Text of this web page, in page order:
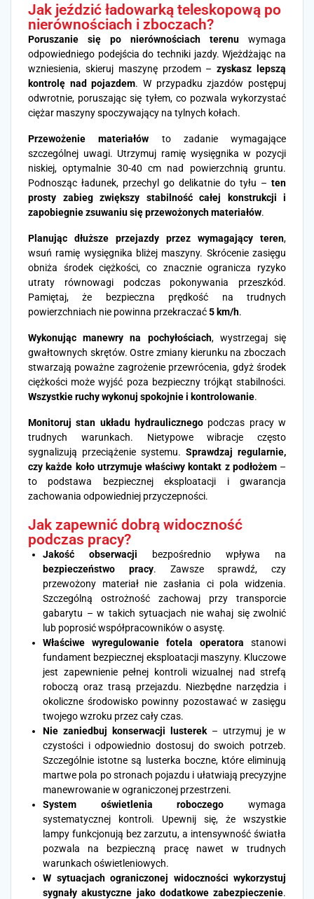
Jak jeździć ładowarką teleskopową po
nierównościach i zboczach?
Poruszanie się po nierównościach terenu wymaga
odpowiedniego podejścia do techniki jazdy. Wjeżdżając na
wzniesienia, skieruj maszynę przodem –zyskasz lepszą
kontrolę nad pojazdem. W przypadku zjazdów postępuj
odwrotnie, poruszając się tyłem, co pozwala wykorzystać
ciężar maszyny spoczywający na tylnych kołach.
Przewożenie materiałów to zadanie wymagające
szczególnej uwagi. Utrzymuj ramię wysięgnika w pozycji
niskiej, optymalnie 30-40 cm nad powierzchnią gruntu.
Podnosząc ładunek, przechyl go delikatnie do tyłu – ten
prosty zabieg zwiększy stabilność całej konstrukcji i
zapobiegnie zsuwaniu się przewożonych materiałów.
Planując dłuższe przejazdy przez wymagający teren,
wsuń ramię wysięgnika bliżej maszyny. Skrócenie zasięgu
obniża środek ciężkości, co znacznie ogranicza ryzyko
utraty równowagi podczas pokonywania przeszkód.
Pamiętaj, że bezpieczna prędkość na trudnych
powierzchniach nie powinna przekraczać5 km/h.
Wykonując manewry na pochyłościach, wystrzegaj się
gwałtownych skrętów. Ostre zmiany kierunku na zboczach
stwarzają poważne zagrożenie przewrócenia, gdyż środek
ciężkości może wyjść poza bezpieczny trójkąt stabilności.
Wszystkie ruchy wykonuj spokojnie i kontrolowanie.
Monitoruj stan układu hydraulicznego podczas pracy w
trudnych warunkach. Nietypowe wibracje często
sygnalizują przeciążenie systemu. Sprawdzaj regularnie,
czy każde koło utrzymuje właściwy kontakt z podłożem–
to podstawa bezpiecznej eksploatacji i gwarancja
zachowania odpowiedniej przyczepności.
Jak zapewnić dobrą widoczność
podczas pracy?
Jakość obserwacji bezpośrednio wpływa na
bezpieczeństwo pracy. Zawsze sprawdź, czy
przewożony materiał nie zasłania ci pola widzenia.
Szczególną ostrożność zachowaj przy transporcie
gabarytu – w takich sytuacjach nie wahaj się zwolnić
lub poprosić współpracowników o asystę.
Właściwe wyregulowanie fotela operatora stanowi
fundament bezpiecznej eksploatacji maszyny. Kluczowe
jest zapewnienie pełnej kontroli wizualnej nad strefą
roboczą oraz trasą przejazdu. Niezbędne narzędzia i
okoliczne środowisko powinny pozostawać w zasięgu
twojego wzroku przez cały czas.
Nie zaniedbuj konserwacji lusterek – utrzymuj je w
czystości i odpowiednio dostosuj do swoich potrzeb.
Szczególnie istotne są lusterka boczne, które eliminują
martwe pola po stronach pojazdu i ułatwiają precyzyjne
manewrowanie w ograniczonej przestrzeni.
System oświetlenia roboczego wymaga
systematycznej kontroli. Upewnij się, że wszystkie
lampy funkcjonują bez zarzutu, a intensywność światła
pozwala na bezpieczną pracę nawet w trudnych
warunkach oświetleniowych.
W sytuacjach ograniczonej widoczności wykorzystuj
sygnały akustyczne jako dodatkowe zabezpieczenie.